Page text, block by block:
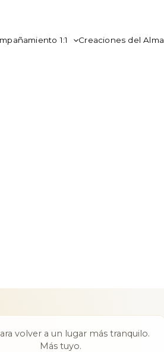
1:1
Creaciones del Alma
volver a un lugar más tranquilo.
Más tuyo.